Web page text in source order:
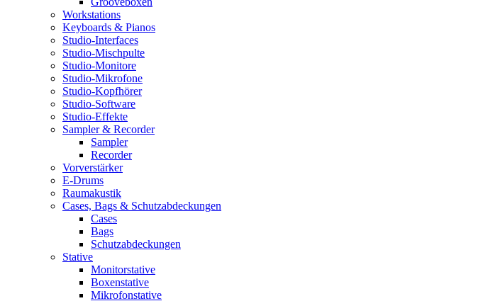
Workstations
Keyboards & Pianos
Studio-Interfaces
Studio-Mischpulte
Studio-Monitore
Studio-Mikrofone
Studio-Kopfhörer
Studio-Software
Studio-Effekte
Sampler & Recorder
Sampler
Recorder
Vorverstärker
E-Drums
Raumakustik
Cases, Bags & Schutzabdeckungen
Cases
Bags
Schutzabdeckungen
Stative
Monitorstative
Boxenstative
Mikrofonstative